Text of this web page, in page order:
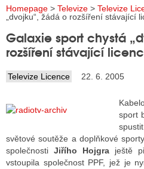
INTERNET
TISK
RADIA
VYSÍLAČE
Homepage > Televize > Televize
„dvojku“, žádá o rozšíření stávající
Galaxie sport chystá
rozšíření stávající
Televize Licence 22. 6. 2005
sport
světové soutěže a doplňkové
společnosti Jiřího Hojgraještě
vstoupila společnost PPF, jež je